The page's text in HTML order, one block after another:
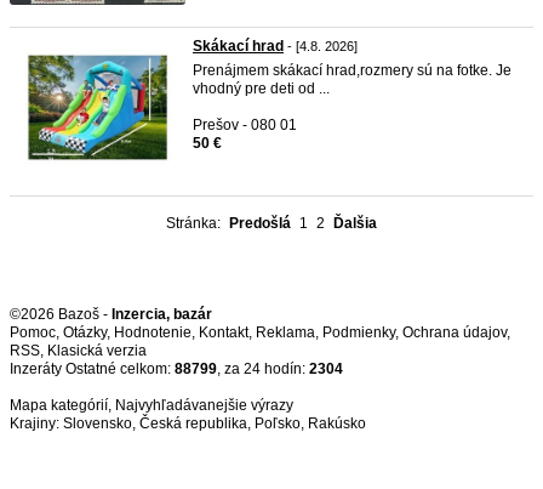
Skákací hrad - [4.8. 2026]
Prenájmem skákací hrad,rozmery sú na fotke. Je
vhodný pre deti od ...
Prešov - 080 01
50 €
Stránka: Predošlá 1 2 Ďalšia
©2026 Bazoš - Inzercia, bazár
Pomoc, Otázky, Hodnotenie, Kontakt, Reklama, Podmienky, Ochrana údajov,
RSS,
Inzeráty Ostatné celkom: 88799, za 24 hodín: 2304
Mapa kategórií, Najvyhľadávanejšie výrazy
Krajiny: Slovensko, Česká republika, Poľsko, Rakúsko